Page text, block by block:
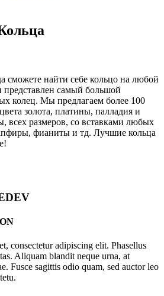
сможете найти себе кольцо на любой
представлен самый большой
колец. Мы предлагаем более 100
золота, платины, палладия и
всех размеров, со вставками любых
фианиты и тд. Лучшие кольца
consectetur adipiscing elit. Phasellus
Aliquam blandit neque urna, at
Fusce sagittis odio quam, sed auctor leo